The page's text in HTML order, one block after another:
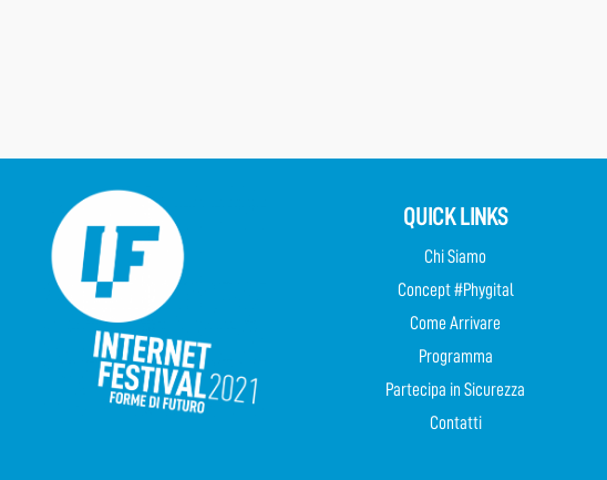
QUICK LINKS
Chi Siamo
Concept #Phygital
Come Arrivare
Programma
Partecipa in Sicurezza
Contatti